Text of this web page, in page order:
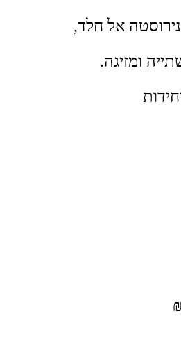
אל חלד,
ומזיגה.
₪